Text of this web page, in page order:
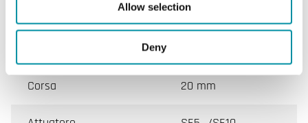
Allow selection
Deny
V186
Corsa 20 mm